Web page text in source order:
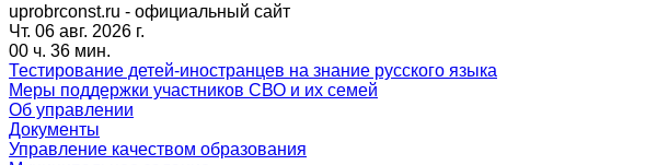
uprobrconst.ru - официальный сайт
Чт. 06 авг. 2026 г.
00 ч. 36 мин.
Тестирование детей-иностранцев на знание русского языка
Меры поддержки участников СВО и их семей
Об управлении
Документы
Управление качеством образования